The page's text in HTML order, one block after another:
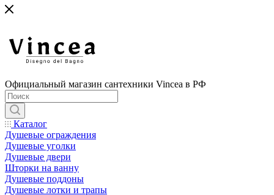
Официальный магазин сантехники Vincea в РФ
Каталог
Душевые ограждения
Душевые уголки
Душевые двери
Шторки на ванну
Душевые поддоны
Душевые лотки и трапы